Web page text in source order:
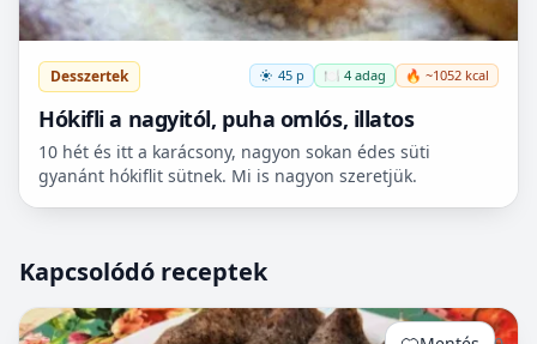
Desszertek 45 p 🍽️ 4 adag 🔥 ~1052 kcal
Hókifli a nagyitól, puha omlós, illatos
10 hét és itt a karácsony, nagyon sokan édes süti
gyanánt hókiflit sütnek. Mi is nagyon szeretjük.
Kapcsolódó receptek